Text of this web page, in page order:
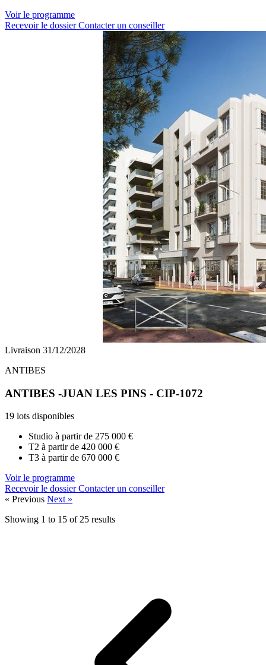
Voir le programme
Recevoir le dossierContacter un conseiller
Livraison 31/12/2028
ANTIBES
ANTIBES -JUAN LES PINS - CIP-1072
19 lots disponibles
Studio à partir de 275 000 €
T2 à partir de 420 000 €
T3 à partir de 670 000 €
Voir le programme
Recevoir le dossierContacter un conseiller
« Previous Next »
Showing 1 to 15 of25 results